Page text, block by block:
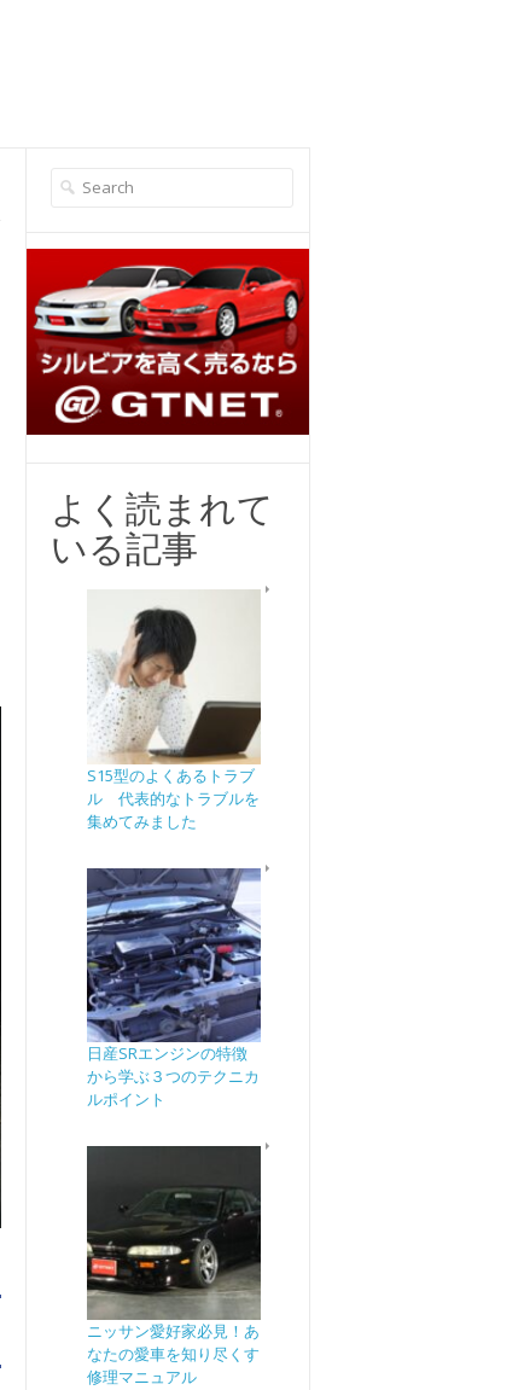
よく読まれて
いる記事
S15型のよくあるトラブ
ル 代表的なトラブルを
集めてみました
日産SRエンジンの特徴
から学ぶ３つのテクニカ
ルポイント
ニッサン愛好家必見！あ
なたの愛車を知り尽くす
修理マニュアル